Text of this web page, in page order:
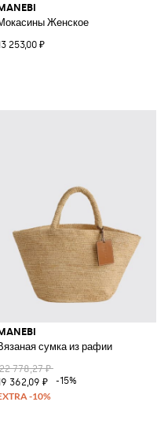
на низком каблуке с ремешком
Женское
253,00 ₽
сумка из рафии
22 778,27 ₽
362,09 ₽
-15%